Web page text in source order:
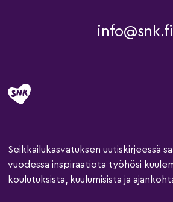
info@snk.fi
Seikkailukasvatuksen uutiskirjeessä
vuodessa inspiraatiota työhösi
koulutuksista, kuulumisista ja